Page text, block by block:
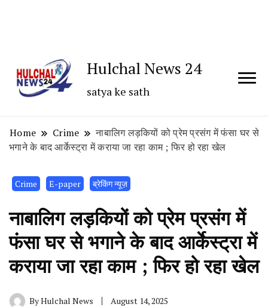
Hulchal News 24
satya ke sath
Home Crime
नाबालिग लड़कियों को प्रेम प्रसंग में फंसा घर से
भगाने के बाद आर्केस्ट्रा में कराया जा रहा काम ; फिर हो रहा खेल
Crime E-paper ब्रेकिंग न्यूज़
नाबालिग लड़कियों को प्रेम प्रसंग में
फंसा घर से भगाने के बाद आर्केस्ट्रा में
कराया जा रहा काम ; फिर हो रहा खेल
ByHulchal News
August 14, 2025